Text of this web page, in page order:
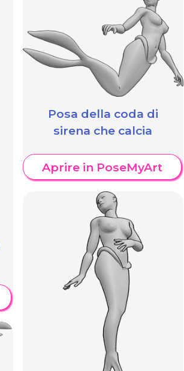
Posa della coda di
sirena che calcia
Aprire in PoseMyArt